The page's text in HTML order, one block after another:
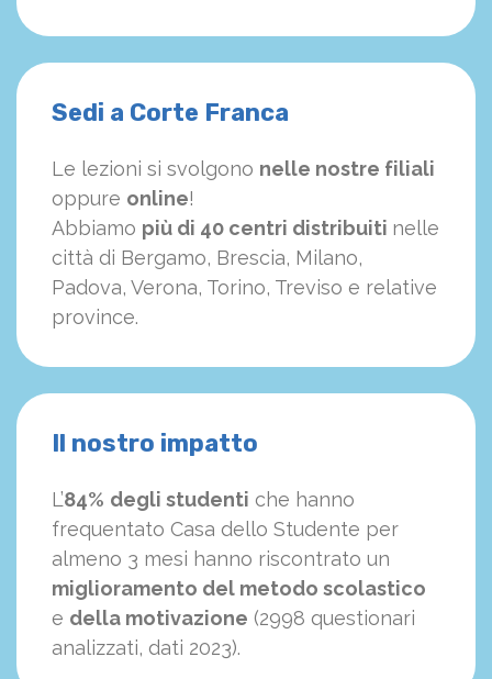
Sedi a Corte Franca
Le lezioni si svolgono nelle nostre filiali
oppure online!
Abbiamo più di 40 centri distribuiti nelle
città di Bergamo, Brescia, Milano,
Padova, Verona, Torino, Treviso e relative
province.
Il nostro impatto
L’84% degli studenti che hanno
frequentato Casa dello Studente per
almeno 3 mesi hanno riscontrato un
miglioramento del metodo scolastico
e della motivazione (2998 questionari
analizzati, dati 2023).